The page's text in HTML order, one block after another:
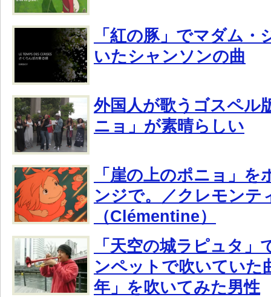
「紅の豚」でマダム・
いたシャンソンの曲
外国人が歌うゴスペル
ニョ」が素晴らしい
「崖の上のポニョ」を
ンジで。／クレモンテ
（Clémentine）
「天空の城ラピュタ」
ンペットで吹いていた
年」を吹いてみた男性